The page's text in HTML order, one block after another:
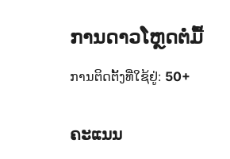
ການດາວໂຫຼດຕໍ່ມື້
ການຕິດຕັ້ງທີ່ໃຊ້ຢູ່: 50+
ຄະແນນ